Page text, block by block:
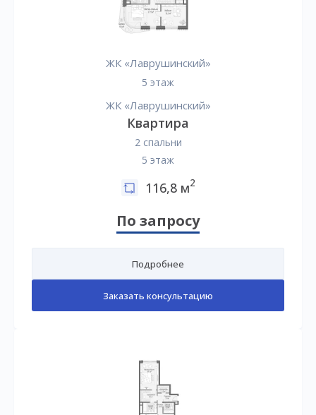
ЖК «Лаврушинский»
5 этаж
ЖК «Лаврушинский»
Квартира
2 спальни
5 этаж
116,8 м2
По запросу
Подробнее
Заказать консультацию